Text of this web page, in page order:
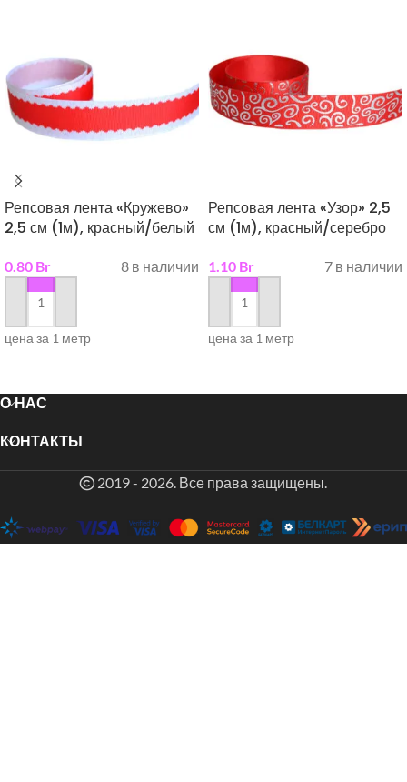
Репсовая лента «Кружево»
2,5 см (1м), красный/белый
0.80 Br 8 в наличии
в корзину
цена за 1 метр
Репсовая лента «Узор» 2,5
см (1м), красный/серебро
1.10 Br 7 в наличии
в корзину
цена за 1 метр
О НАС
КОНТАКТЫ
2019 - 2026. Все права защищены.